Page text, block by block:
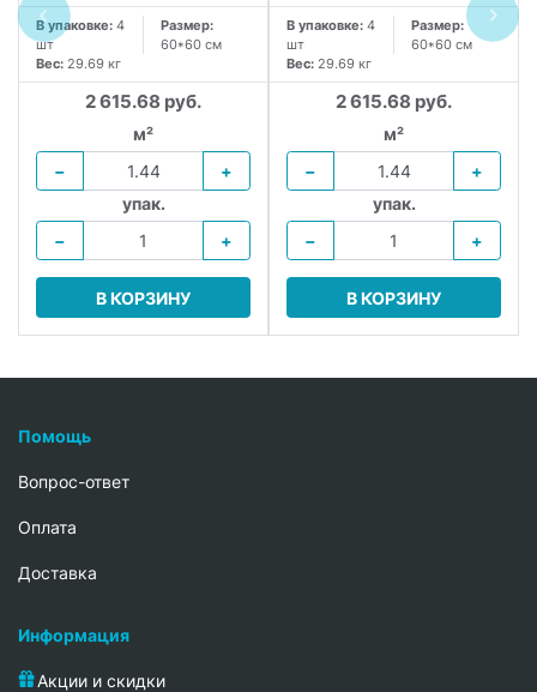
В упаковке: 4
шт
Размер:
60*60 см
Вес: 29.69 кг
2 615.68 руб.
м²
−
+
упак.
−
+
В КОРЗИНУ
В упаковке: 4
шт
Размер:
60*60 см
Вес: 29.69 кг
2 615.68 руб.
м²
−
+
упак.
−
+
В КОРЗИНУ
Помощь
Вопрос-ответ
Oплата
Доставка
Информация
Акции и скидки